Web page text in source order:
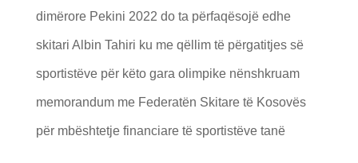
dimërore Pekini 2022 do ta përfaqësojë edhe
skitari Albin Tahiri ku me qëllim të përgatitjes së
sportistëve për këto gara olimpike nënshkruam
memorandum me Federatën Skitare të Kosovës
për mbështetje financiare të sportistëve tanë